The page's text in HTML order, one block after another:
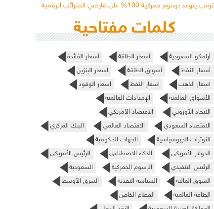
ترمب يتوعد برسوم جمركية 100% على فارضي الضرائب الرقمية
كلمات مفتاحية
أرامكو السعودية أسعار الطاقة
أسعار الفائدة
أسعار النفط
أسواق الطاقة
اسعار البنزين
اسعار الذهب
اسعار النفط
اسعار الوقود
الأسواق العالمية
الإمدادات العالمية
الاتحاد الأوروبي
الاقتصاد الأمريكي
الاقتصاد السعودي
الاقتصاد العالمي
البنك المركزي
التوترات الجيوسياسية
الجهات الحكومية
الدولار الأمريكي
الذكاء الاصطناعي
الرئيس الأمريكي
الرئيس التنفيذي
الرسوم الجمركية
السعودية
السوق المالية
السياسة النقدية
الشرق الأوسط
الطاقة العالمية
القطاع الخاص